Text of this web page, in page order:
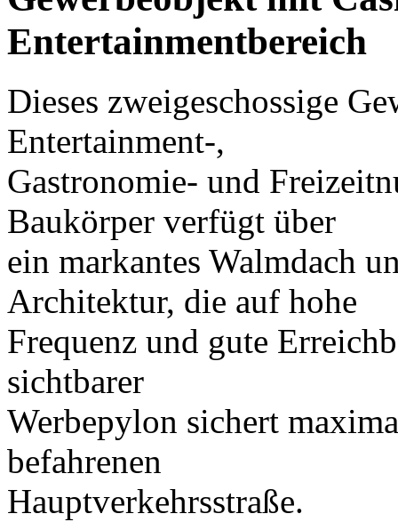
Entertainmentbereich
Dieses zweigeschossige
Entertainment-,
Gastronomie- und
Baukörper verfügt über
ein markantes Walmdach
Architektur, die auf hohe
Frequenz und gute
sichtbarer
Werbepylon sichert
befahrenen
Hauptverkehrsstraße.